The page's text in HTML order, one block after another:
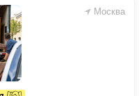
Москва